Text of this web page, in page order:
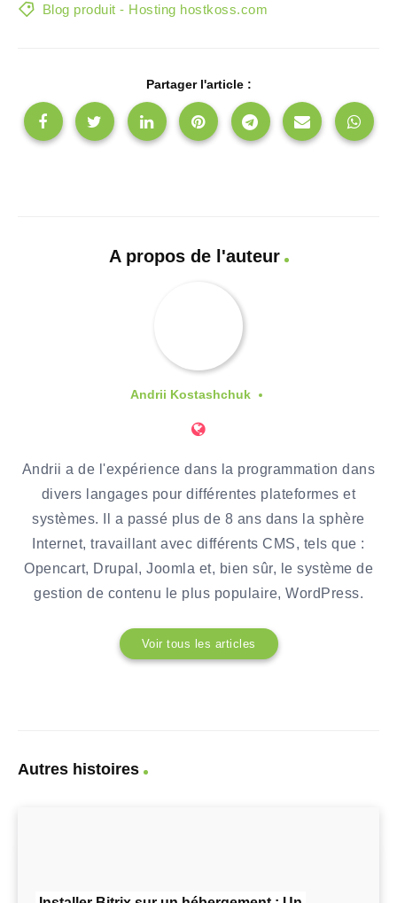
Blog produit - Hosting hostkoss.com
Partager l'article :
A propos de l'auteur
Andrii Kostashchuk
Andrii a de l'expérience dans la programmation dans
divers langages pour différentes plateformes et
systèmes. Il a passé plus de 8 ans dans la sphère
Internet, travaillant avec différents CMS, tels que :
Opencart, Drupal, Joomla et, bien sûr, le système de
gestion de contenu le plus populaire, WordPress.
Voir tous les articles
Autres histoires